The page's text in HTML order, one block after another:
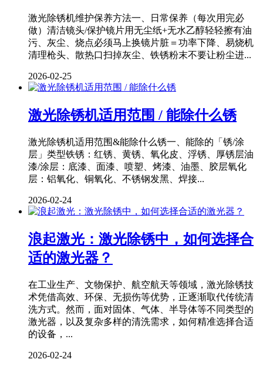
激光除锈机维护保养方法一、日常保养（每次用完必
做）清洁镜头/保护镜片用无尘纸+无水乙醇轻轻擦有油
污、灰尘、烧点必须马上换镜片脏＝功率下降、易烧机
清理枪头、散热口扫掉灰尘、铁锈粉末不要让粉尘进...
2026-02-25
激光除锈机适用范围 / 能除什么锈
激光除锈机适用范围&能除什么锈一、能除的「锈/涂
层」类型铁锈：红锈、黄锈、氧化皮、浮锈、厚锈层油
漆/涂层：底漆、面漆、喷塑、烤漆、油墨、胶层氧化
层：铝氧化、铜氧化、不锈钢发黑、焊接...
2026-02-24
浪起激光：激光除锈中，如何选择合
适的激光器？
在工业生产、文物保护、航空航天等领域，激光除锈技
术凭借高效、环保、无损伤等优势，正逐渐取代传统清
洗方式。然而，面对固体、气体、半导体等不同类型的
激光器，以及复杂多样的清洗需求，如何精准选择合适
的设备，...
2026-02-24